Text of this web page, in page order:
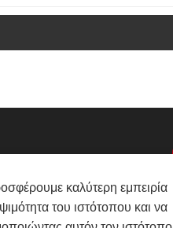
ΠΕΡΙΟΧΉ TONGAN, XIAMEN, ΚΊΝΑ
καλύτερη εμπειρία
του ιστότοπου και να